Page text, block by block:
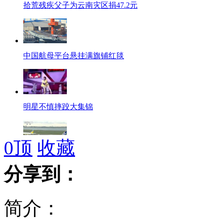
拾荒残疾父子为云南灾区捐47.2元
中国航母平台悬挂满旗铺红毯
明星不慎摔跤大集锦
日本“购岛”闹剧影响本国航空业
菲新地图两周内"出炉" 初稿包含黄岩岛
0顶 收藏
分享到：
简介：